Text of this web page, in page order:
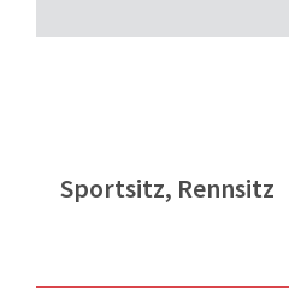
Sportsitz, Rennsitz